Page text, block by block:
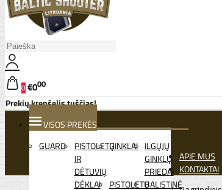
0€000
Prekių krepšelis tuščias!
VISOS PREKĖS
GUARD
PISTOLETŲ
IR
DĖTUVIŲ
DĖKLAI
GINKLAI ILGŲJŲ
GINKLŲ
PRIEDAI
PISTOLETŲBALISTINĖ
APIE MUS
KONTAKTAI